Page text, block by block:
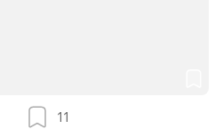
11